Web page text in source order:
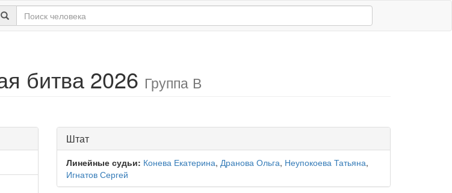
битва 2026 Группа В
Штат
Линейные судьи: Конева Екатерина, Дранова Ольга, Неупокоева Татьяна,
Игнатов Сергей